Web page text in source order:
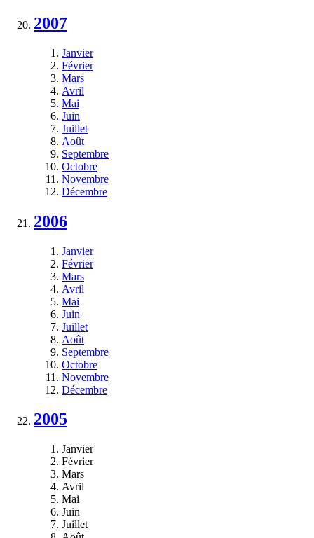
2007
Janvier
Février
Mars
Avril
Mai
Juin
Juillet
Août
Septembre
Octobre
Novembre
Décembre
2006
Janvier
Février
Mars
Avril
Mai
Juin
Juillet
Août
Septembre
Octobre
Novembre
Décembre
2005
Janvier
Février
Mars
Avril
Mai
Juin
Juillet